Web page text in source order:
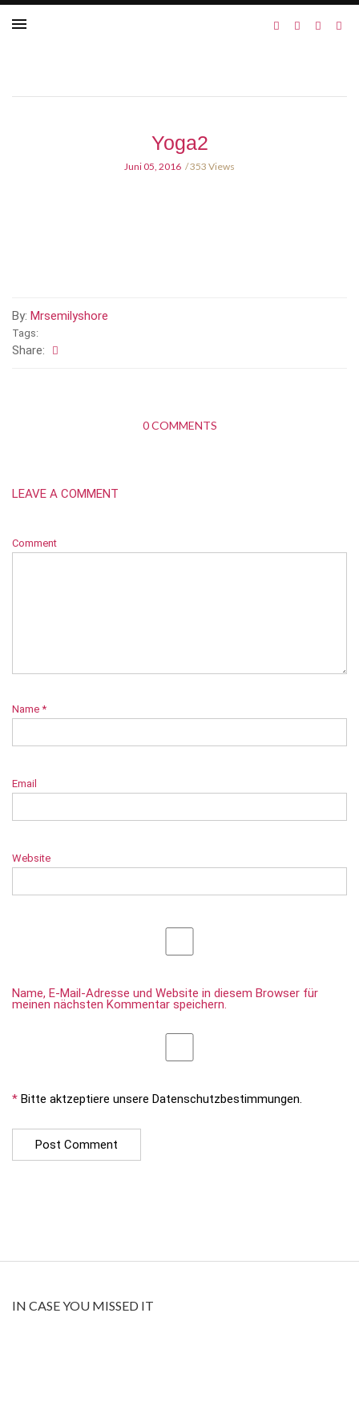
Yoga2
Juni 05, 2016 353 Views
By: Mrsemilyshore
Tags:
Share:
0 COMMENTS
LEAVE A COMMENT
Comment
Name *
Email
Website
Name, E-Mail-Adresse und Website in diesem Browser für
meinen nächsten Kommentar speichern.
* Bitte aktzeptiere unsere Datenschutzbestimmungen.
IN CASE YOU MISSED IT